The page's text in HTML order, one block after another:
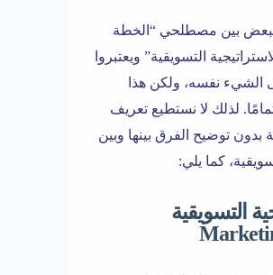
بين مصطلحي “الخطة
التسويقية” ويعتبروا
الشيء نفسه، ولكن هذا
لذلك لا نستطيع تعريف
بدون توضيح الفرق بينها وبين
كما يلي:
التسويقية